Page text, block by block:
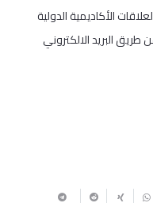
الأكاديمية الدولية
طريق البريد الالكتروني